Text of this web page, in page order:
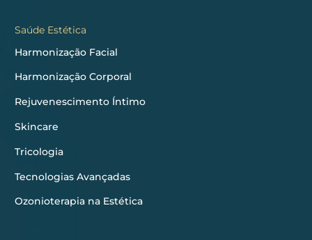
Saúde Estética
Harmonização Facial
Harmonização Corporal
Rejuvenescimento Íntimo
Skincare
Tricologia
Tecnologias Avançadas
Ozonioterapia na Estética